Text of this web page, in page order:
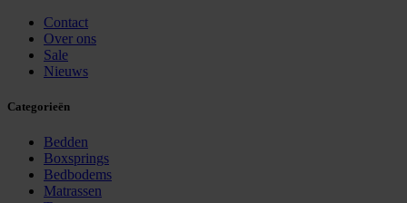
Contact
Over ons
Sale
Nieuws
Categorieën
Bedden
Boxsprings
Bedbodems
Matrassen